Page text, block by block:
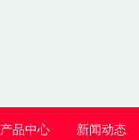
产品中心 新闻动态